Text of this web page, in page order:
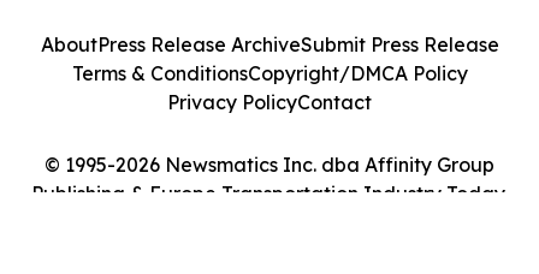
© 1995-2026 Newsmatics Inc. dba Affinity Group
Publishing & Europe Transportation Industry Today.
AboutPress Release ArchiveSubmit Press Release
Terms & ConditionsCopyright/DMCA Policy
Privacy PolicyContact